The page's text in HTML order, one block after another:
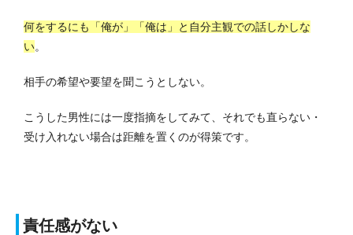
何をするにも「俺が」「俺は」と自分主観での話しかしな
い。
相手の希望や要望を聞こうとしない。
こうした男性には一度指摘をしてみて、それでも直らない・
受け入れない場合は距離を置くのが得策です。
責任感がない